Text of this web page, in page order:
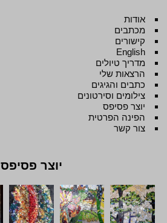
אודות
מכתבים
קישורים
English
מדריך טיולים
הרצאות שלי
כתבים והגיגים
צילומים וסירטונים
יוצר פסיפס
הפינה הפרטית
צור קשר
יוצר פסיפס